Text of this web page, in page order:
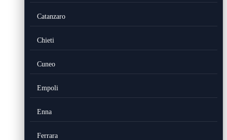
Catanzaro
Chieti
Cuneo
Empoli
Enna
Ferrara